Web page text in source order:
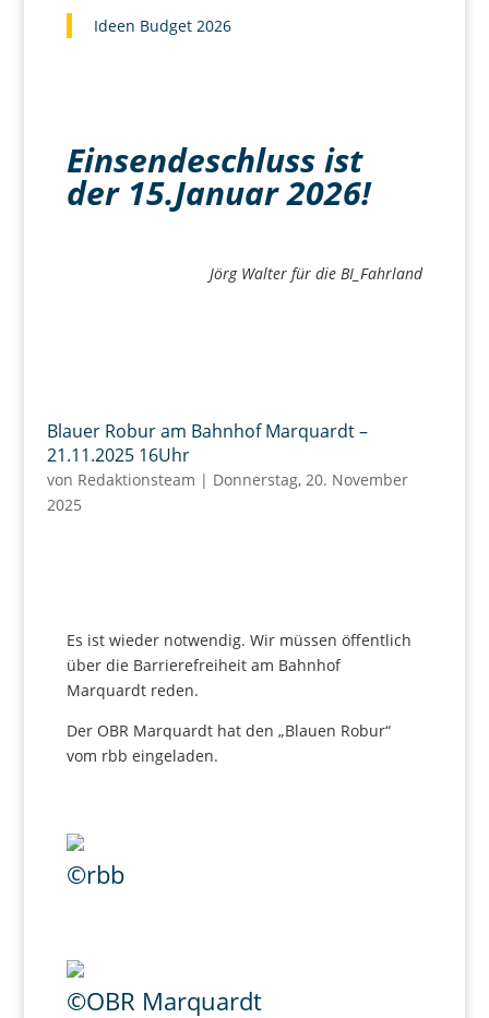
Ideen Budget 2026
Einsendeschluss ist
der 15.Januar 2026!
Jörg Walter für die BI_Fahrland
Blauer Robur am Bahnhof Marquardt –
21.11.2025 16Uhr
von Redaktionsteam | Donnerstag, 20. November
2025
Es ist wieder notwendig. Wir müssen öffentlich
über die Barrierefreiheit am Bahnhof
Marquardt reden.
Der OBR Marquardt hat den „Blauen Robur“
vom rbb eingeladen.
©rbb
©OBR Marquardt